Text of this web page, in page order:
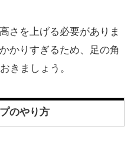
さを上げる必要がありま
かりすぎるため、足の角
きましょう。
のやり方